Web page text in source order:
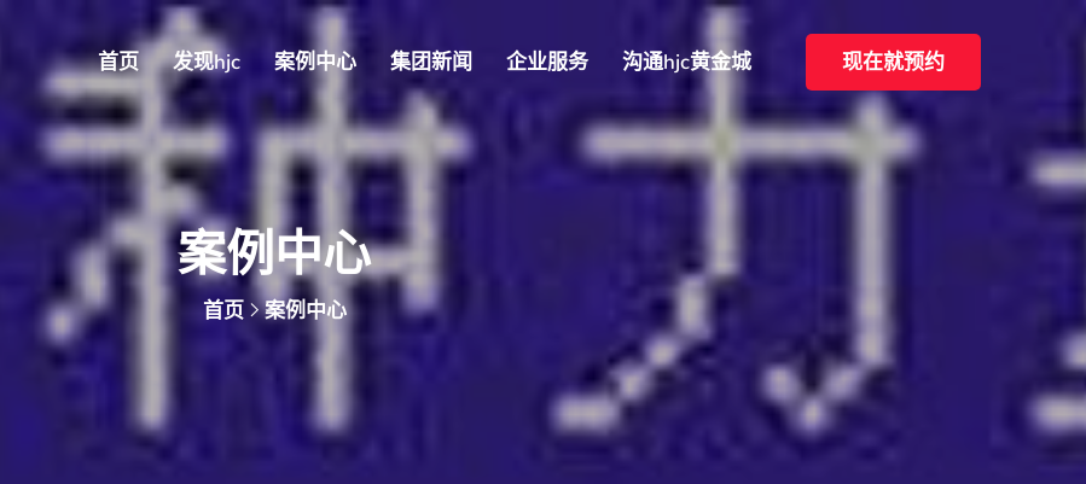
首页 发现hjc 案例中心 集团新闻 企业服务 沟通hjc黄金城 现在就预约
案例中心
首页 案例中心